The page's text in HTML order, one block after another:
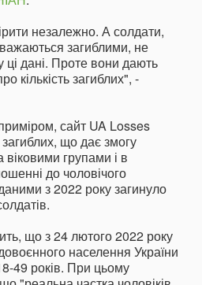
незалежно. А солдати,
загиблими, не
дані. Проте вони дають
кількість загиблих", -
сайт UA Losses
загиблих, що дає змогу
віковими групами і в
до чоловічого
з 2022 року загинуло
що з 24 лютого 2022 року
населення України
49 років. При цьому